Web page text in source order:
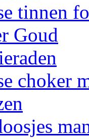
tinnen
Goud
choker